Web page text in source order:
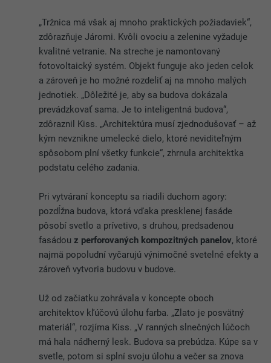
„Tržnica má však aj mnoho praktických požiadaviek“,
zdôrazňuje Járomi. Kvôli ovociu a zelenine vyžaduje
kvalitné vetranie. Na streche je namontovaný
fotovoltaický systém. Objekt funguje ako jeden celok
a zároveň je ho možné rozdeliť aj na mnoho malých
jednotiek. „Dôležité je, aby sa budova dokázala
prevádzkovať sama. Je to inteligentná budova“,
zdôraznil Kiss. „Architektúra musí zjednodušovať – až ​​
kým nevznikne umelecké dielo, ktoré neviditeľným
spôsobom plní všetky funkcie“, zhrnula architektka
podstatu celého zadania.
Pri vytváraní konceptu sa riadili duchom agory:
pozdĺžna budova, ktorá vďaka presklenej fasáde
pôsobí svetlo a prívetivo, s druhou, predsadenou
fasádouz perforovaných kompozitných panelov, ktoré
najmä popoludní vyčarujú výnimočné svetelné efekty a
zároveň vytvoria budovu v budove.
Už od začiatku zohrávala v koncepte oboch
architektov kľúčovú úlohu farba. „Zlato je posvätný
materiál“, rozjíma Kiss. „V ranných slnečných lúčoch
má hala nádherný lesk. Budova sa prebúdza. Kúpe sa v
svetle, potom si splní svoju úlohu a večer sa znova